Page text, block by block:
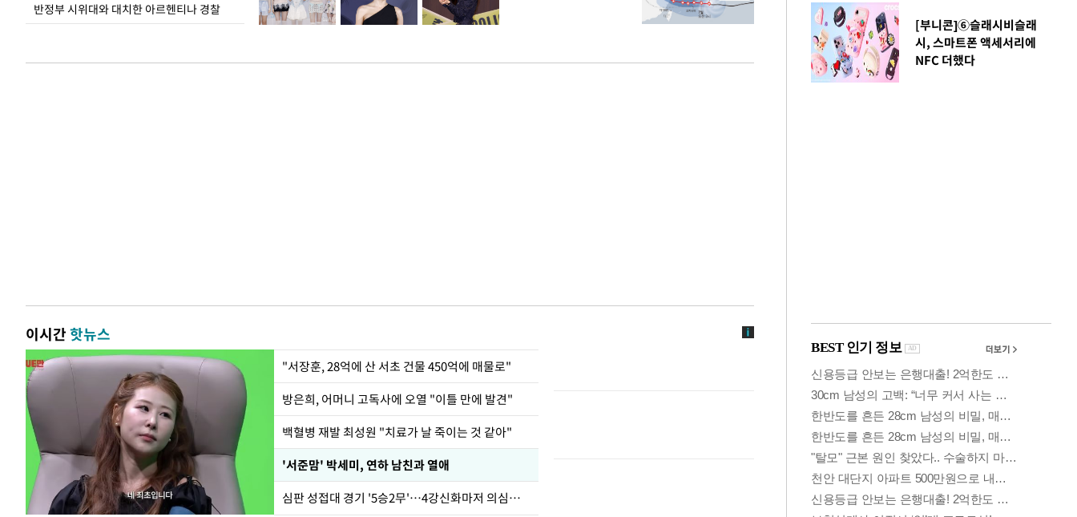
반정부 시위대와 대치한 아르헨티나 경찰
이시간핫뉴스
"서장훈, 28억에 산 서초 건물 450억에 매물로"
방은희, 어머니 고독사에 오열 "이틀 만에 발견"
백혈병 재발 최성원 "치료가 날 죽이는 것 같아"
'서준맘' 박세미, 연하 남친과 열애
심판 성접대 경기 '5승2무'…4강신화마저 의심받아
[부니콘]⑥슬래시비슬래
시, 스마트폰 액세서리에
NFC 더했다